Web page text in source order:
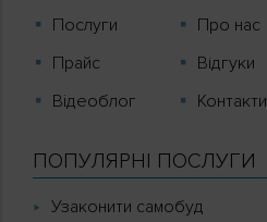
Послуги
Прайс
Вiдеоблог
Про нас
Відгуки
Контакти
ПОПУЛЯРНІ ПОСЛУГИ
Узаконити самобуд